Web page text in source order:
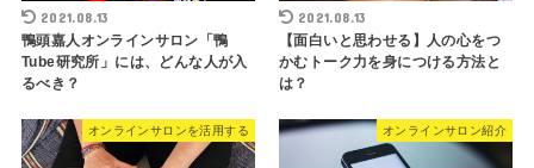
2021.08.13
鴨頭嘉人オンラインサロン「鴨
Tube研究所」には、どんな人が入
るべき？
2021.08.13
【面白いと思わせる】人の心をつ
かむトーク力を身につける方法と
は？
オンラインサロンを活用する オンラインサロン紹介